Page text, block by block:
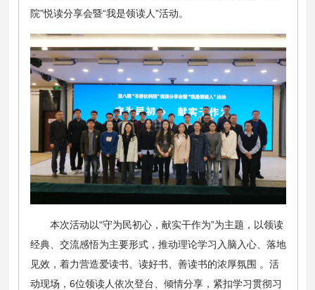
院”悦读分享会暨“我是领读人”活动。
本次活动以“守为民初心，献实干作为”为主题，以领读
经典、交流感悟为主要形式，推动理论学习入脑入心、落地
见效，着力营造爱读书、读好书、善读书的浓厚氛围 。活
动现场，6位领读人依次登台、倾情分享，紧扣学习贯彻习